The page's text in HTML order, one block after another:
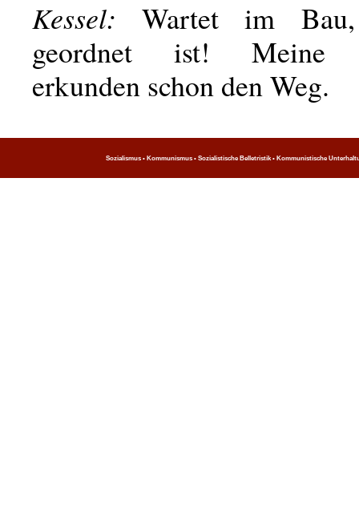
Kessel:Wartet im
geordnet ist! Meine
erkunden schon den Weg.
Sozialismus • Kommunismus • Sozialistische Belletristik • Kommunistische